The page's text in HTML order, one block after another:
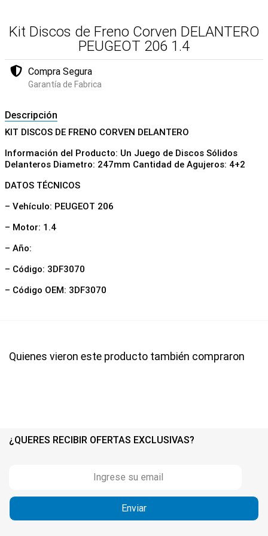
Kit Discos de Freno Corven DELANTERO
PEUGEOT 206 1.4
Compra Segura
Garantía de Fabrica
Descripción
KIT DISCOS DE FRENO CORVEN DELANTERO
Información del Producto: Un Juego de Discos Sólidos
Delanteros Diametro: 247mm Cantidad de Agujeros: 4+2
DATOS TÉCNICOS
– Vehículo: PEUGEOT 206
– Motor: 1.4
– Año:
– Código: 3DF3070
– Código OEM: 3DF3070
Quienes vieron este producto también compraron
¿QUERES RECIBIR OFERTAS EXCLUSIVAS?